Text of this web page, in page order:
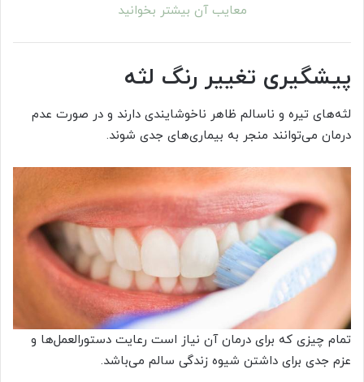
معایب آن بیشتر بخوانید
پیشگیری تغییر رنگ لثه
لثه‌های تیره و ناسالم ظاهر ناخوشایندی دارند و در صورت عدم
درمان می‌توانند منجر به بیماری‌های جدی شوند.
تمام چیزی که برای درمان آن نیاز است رعایت دستورالعمل‌ها و
عزم جدی برای داشتن شیوه زندگی سالم می‌باشد.